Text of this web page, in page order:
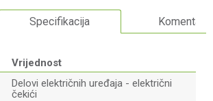
Specifikacija Komentari
Vrijednost
Delovi električnih uređaja - električni
čekići